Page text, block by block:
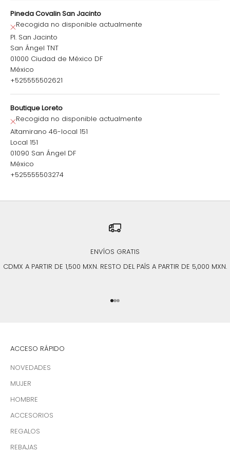
Pineda Covalin San Jacinto
Recogida no disponible actualmente
Pl. San Jacinto
San Ángel TNT
01000 Ciudad de México DF
México
+525555502621
Boutique Loreto
Recogida no disponible actualmente
Altamirano 46-local 151
Local 151
01090 San Ángel DF
México
+525555503274
ENVÍOS GRATIS
CDMX A PARTIR DE 1,500 MXN. RESTO DEL PAÍS A PARTIR DE 5,000 MXN.
Ir al artículo 1
Ir al artículo 2
Ir al artículo 3
ACCESO RÁPIDO
NOVEDADES
MUJER
HOMBRE
ACCESORIOS
REGALOS
REBAJAS